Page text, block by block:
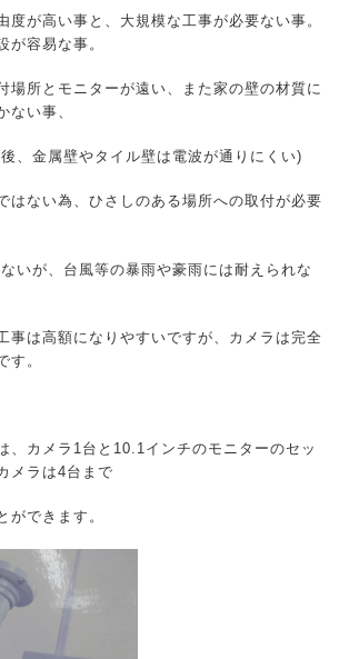
度が高い事と、大規模な工事が必要ない事。
が容易な事。
場所とモニターが遠い、また家の壁の材質に
ない事、
、金属壁やタイル壁は電波が通りにくい)
はない為、ひさしのある場所への取付が必要
いが、台風等の暴雨や豪雨には耐えられな
事は高額になりやすいですが、カメラは完全
す。
、カメラ1台と10.1インチのモニターのセッ
メラは4台まで
ができます。